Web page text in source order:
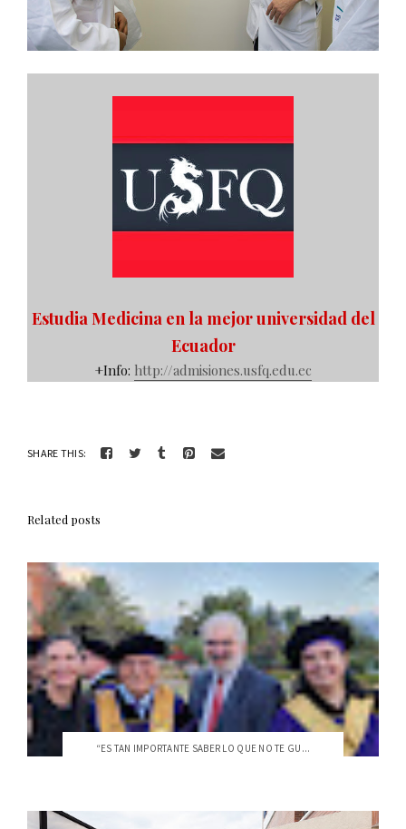
Estudia Medicina en la mejor universidad del
Ecuador
+Info: http://admisiones.usfq.edu.ec
SHARE THIS:
Related posts
“ES TAN IMPORTANTE SABER LO QUE NO TE GU...